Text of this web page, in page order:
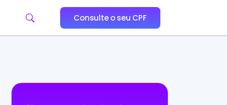
Consulte o seu CPF